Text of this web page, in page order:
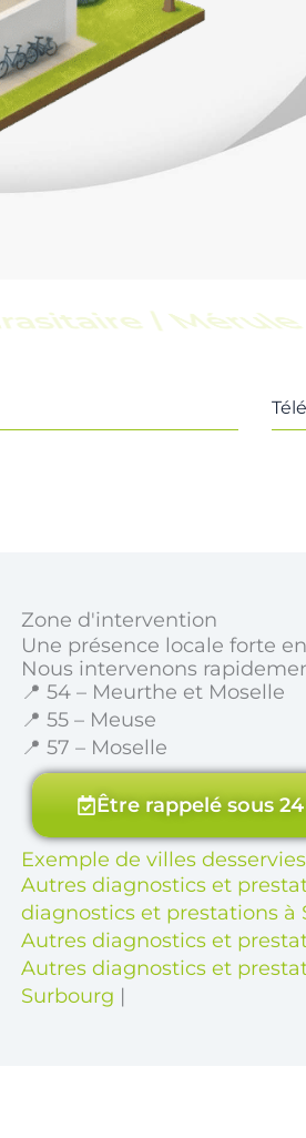
Zone d'intervention
Une présence locale forte en
Nous intervenons
📍 54 – Meurthe et Moselle
📍 55 – Meuse
📍 57 – Moselle
Être rappelé sous 24
Exemple de villes
Autres diagnostics et
diagnostics et prestations à
Autres diagnostics et
Autres diagnostics et
Surbourg |